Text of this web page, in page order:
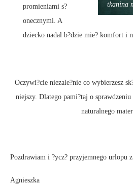
tkanina
promieniami s?
onecznymi. A
dziecko nadal b?dzie mie? komfort i
Oczywi?cie niezale?nie co wybierzesz
niejszy. Dlatego pami?taj o
naturalnego
Pozdrawiam i ?ycz? przyjemnego urlopu
Agnieszka